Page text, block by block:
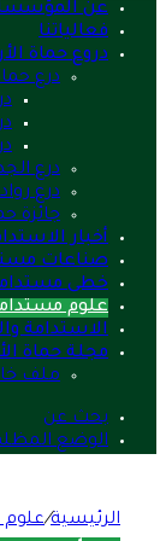
عن
فعالياتنا
دروع حماة
درع
درع
درع
جائزة
أخبار
صناعات
خطى
علوم
الاستدامة
مجلة حماة
ملف
بحث عن
الوضع
الرئيسية/